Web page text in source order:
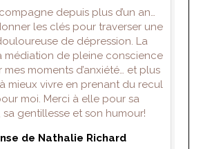
depuis plus d’un an…
les clés pour traverser une
de dépression. La
médiation de pleine conscience
mes moments d’anxiété… et plus
mieux vivre en prenant du recul
moi. Merci à elle pour sa
gentillesse et son humour!
de Nathalie Richard